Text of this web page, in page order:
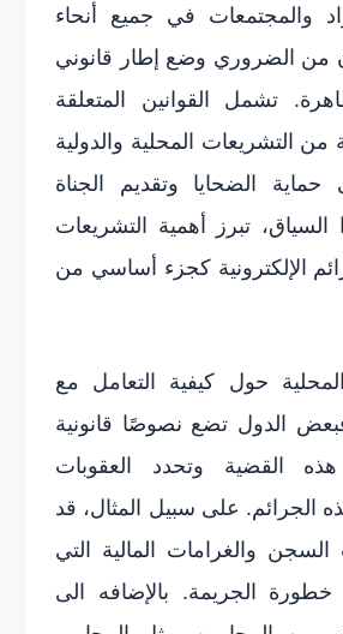
والمجتمعات في جميع أنحاء
من الضروري وضع إطار قانوني
تشمل القوانين المتعلقة
من التشريعات المحلية والدولية
الضحايا وتقديم الجناة
السياق، تبرز أهمية التشريعات
الإلكترونية كجزء أساسي من
المحلية حول كيفية التعامل مع
فبعض الدول تضع نصوصًا قانونية
القضية وتحدد العقوبات
الجرائم. على سبيل المثال، قد
والغرامات المالية التي
الجريمة. بالإضافه الى